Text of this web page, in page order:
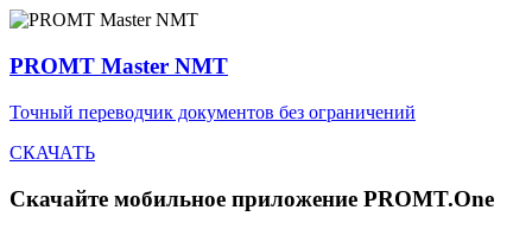
PROMT Master NMT
Точный переводчик документов без ограничений
СКАЧАТЬ
Скачайте мобильное приложение PROMT.One